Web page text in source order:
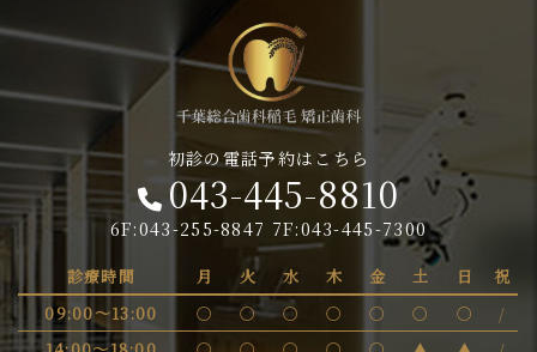
初診の電話予約はこちら
043-445-8810
6F:043-255-8847 7F:043-445-7300
診療時間 月 火 水 木 金 土 日
祝
09:00～13:00
〇 〇 〇 〇 〇 〇 〇
/